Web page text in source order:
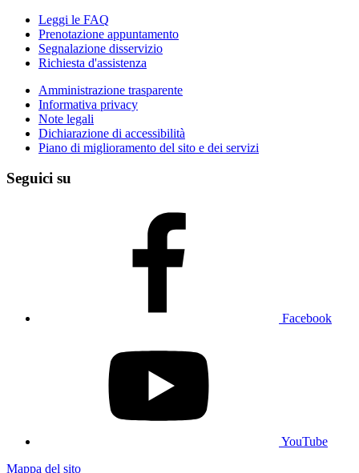
Leggi le FAQ
Prenotazione appuntamento
Segnalazione disservizio
Richiesta d'assistenza
Amministrazione trasparente
Informativa privacy
Note legali
Dichiarazione di accessibilità
Piano di miglioramento del sito e dei servizi
Seguici su
Facebook
YouTube
Mappa del sito